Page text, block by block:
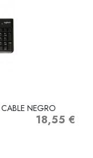
NEGRO
Precio
18,55 €